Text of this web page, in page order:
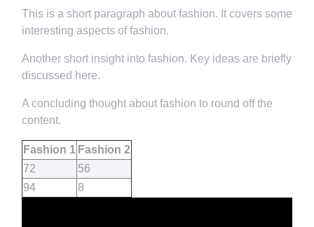
This is a short paragraph about fashion. It covers some
interesting aspects of fashion.
Another short insight into fashion. Key ideas are briefly
discussed here.
A concluding thought about fashion to round off the
content.
Fashion 1 Fashion 2
72
56
94
8